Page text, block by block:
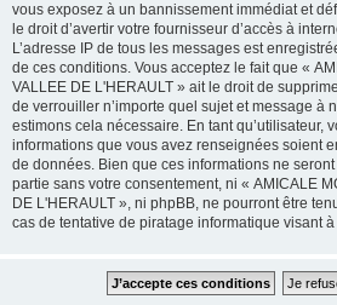
vous exposez à un bannissement immédiat et
le droit d’avertir votre fournisseur d’accès à
L’adresse IP de tous les messages est
de ces conditions. Vous acceptez le fait que «
VALLEE DE L'HERAULT » ait le droit de
de verrouiller n’importe quel sujet et message à
estimons cela nécessaire. En tant qu’utilisateur,
informations que vous avez renseignées soient
de données. Bien que ces informations ne
partie sans votre consentement, ni « AMICALE
DE L'HERAULT », ni phpBB, ne pourront être
cas de tentative de piratage informatique visant